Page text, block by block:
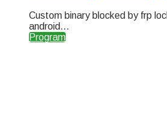
Custom binary blocked by frp
android...
Program